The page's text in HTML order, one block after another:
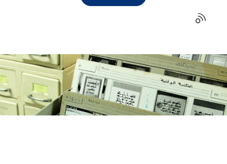
entretiens audio et vidéo
avec des auteurs. Une
partie du contenu en libre
accès (Open Access) peut
être consultée
gratuitement dans les